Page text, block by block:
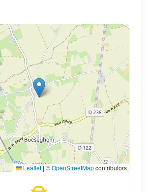
Leaflet|©OpenStreetMapcontributors